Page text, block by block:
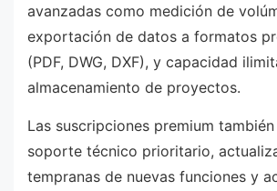
avanzadas como medición de
exportación de datos a formatos
(PDF, DWG, DXF), y capacidad
almacenamiento de proyectos.
Las suscripciones premium
soporte técnico prioritario,
tempranas de nuevas funciones y